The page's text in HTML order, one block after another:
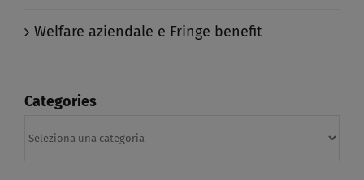
Welfare aziendale e Fringe benefit​
Categories